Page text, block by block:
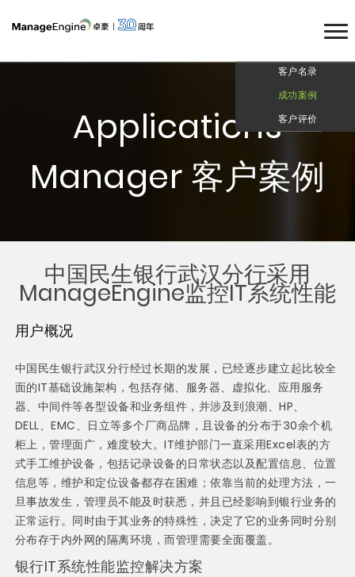
Applications
Manager 客户案例
客户名录
成功案例
客户评价
中国民生银行武汉分行采用
ManageEngine监控IT系统性能
用户概况
中国民生银行武汉分行经过长期的发展，已经逐步建立起比较全
面的IT基础设施架构，包括存储、服务器、虚拟化、应用服务
器、中间件等各型设备和业务组件，并涉及到浪潮、HP、
DELL、EMC、日立等多个厂商品牌，且设备的分布于30余个机
柜上，管理面广，难度较大。IT维护部门一直采用Excel表的方
式手工维护设备，包括记录设备的日常状态以及配置信息、位置
信息等，维护和定位设备都存在困难；依靠当前的处理方法，一
旦事故发生，管理员不能及时获悉，并且已经影响到银行业务的
正常运行。同时由于其业务的特殊性，决定了它的业务同时分别
分布存于内外网的隔离环境，而管理需要全面覆盖。
银行IT系统性能监控解决方案